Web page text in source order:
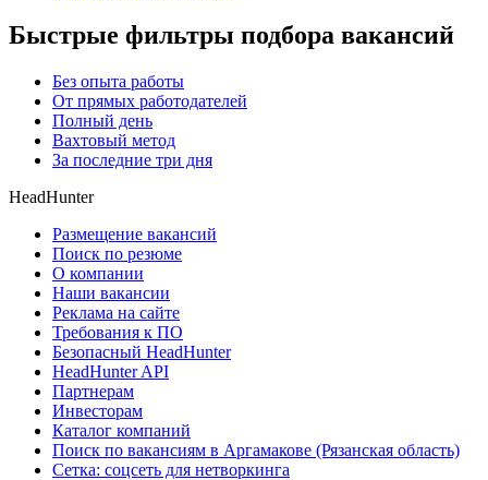
Быстрые фильтры подбора вакансий
Без опыта работы
От прямых работодателей
Полный день
Вахтовый метод
За последние три дня
HeadHunter
Размещение вакансий
Поиск по резюме
О компании
Наши вакансии
Реклама на сайте
Требования к ПО
Безопасный HeadHunter
HeadHunter API
Партнерам
Инвесторам
Каталог компаний
Поиск по вакансиям в Аргамакове (Рязанская область)
Сетка: соцсеть для нетворкинга